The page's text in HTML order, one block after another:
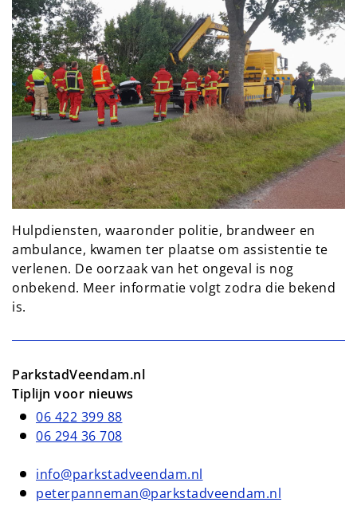
Hulpdiensten, waaronder politie, brandweer en
ambulance, kwamen ter plaatse om assistentie te
verlenen. De oorzaak van het ongeval is nog
onbekend. Meer informatie volgt zodra die bekend
is.
ParkstadVeendam.nl
Tiplijn voor nieuws
06 422 399 88
06 294 36 708
info@parkstadveendam.nl
peterpanneman@parkstadveendam.nl